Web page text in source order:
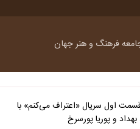
فرهنگ و هنرجهان
اول سریال «اعتراف می‌کنم» با
و پوریا پورسرخ